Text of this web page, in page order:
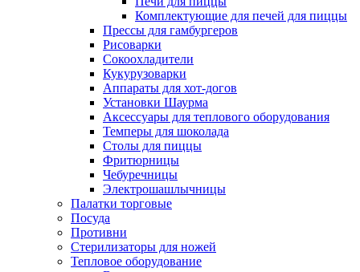
Комплектующие для печей для пиццы
Прессы для гамбургеров
Рисоварки
Сокоохладители
Кукурузоварки
Аппараты для хот-догов
Установки Шаурма
Аксессуары для теплового оборудования
Темперы для шоколада
Столы для пиццы
Фритюрницы
Чебуречницы
Электрошашлычницы
Палатки торговые
Посуда
Противни
Стерилизаторы для ножей
Тепловое оборудование